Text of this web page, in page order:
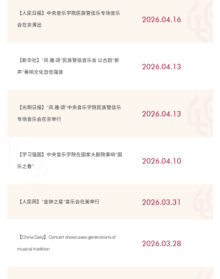
【人民日报】中央音乐学院民族管弦乐专场音乐
会在京演出
2026.04.16
【新华社】“风·雅·颂”民族管弦音乐会 以古韵“新
声”奏响文化自信强音
2026.04.13
【光明日报】“风·雅·颂”中央音乐学院民族管弦乐
专场音乐会在京举行
2026.04.13
【学习强国】中央音乐学院在国家大剧院奏响“国
乐之春”
2026.04.10
【人民网】“金钟之星”音乐会在美举行 2026.03.31
【China Daily】Concert showcases generations of
musical tradition
2026.03.28